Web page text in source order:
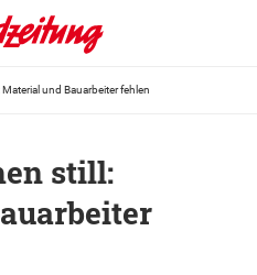
und Bauarbeiter fehlen
still: